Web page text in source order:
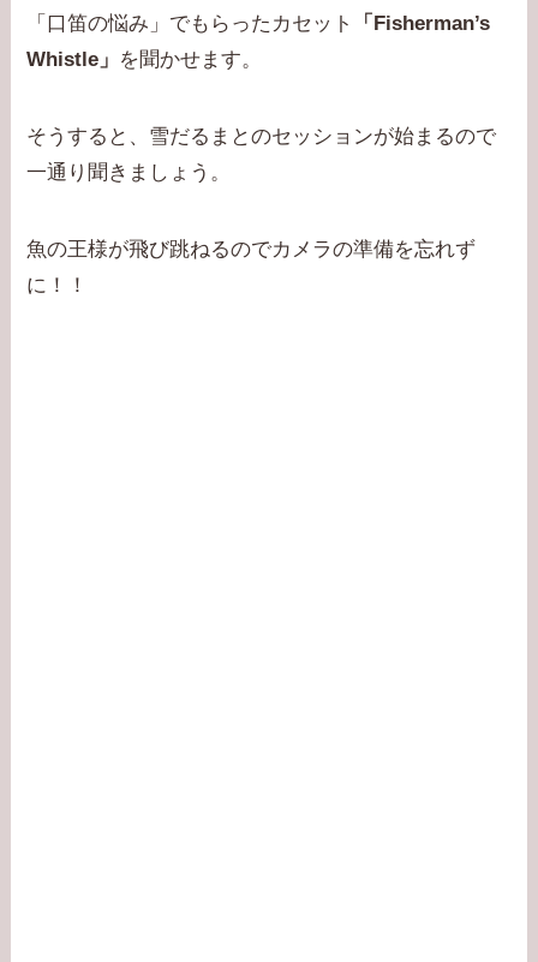
「口笛の悩み」でもらったカセット
「Fisherman’s
Whistle」 を聞かせます。
そうすると、雪だるまとのセッションが始まるので
一通り聞きましょう。
魚の王様が飛び跳ねるのでカメラの準備を忘れず
に！！